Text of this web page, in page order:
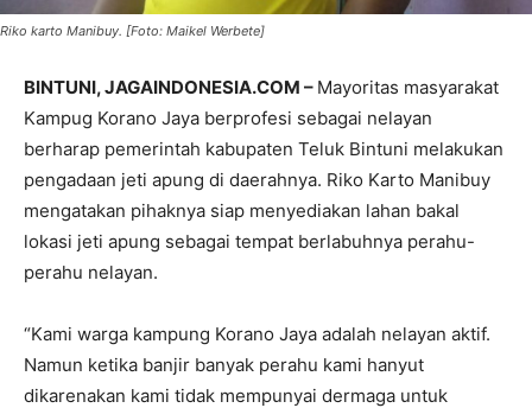
Riko karto Manibuy. [Foto: Maikel Werbete]
BINTUNI, JAGAINDONESIA.COM – Mayoritas masyarakat
Kampug Korano Jaya berprofesi sebagai nelayan
berharap pemerintah kabupaten Teluk Bintuni melakukan
pengadaan jeti apung di daerahnya. Riko Karto Manibuy
mengatakan pihaknya siap menyediakan lahan bakal
lokasi jeti apung sebagai tempat berlabuhnya perahu-
perahu nelayan.
“Kami warga kampung Korano Jaya adalah nelayan aktif.
Namun ketika banjir banyak perahu kami hanyut
dikarenakan kami tidak mempunyai dermaga untuk